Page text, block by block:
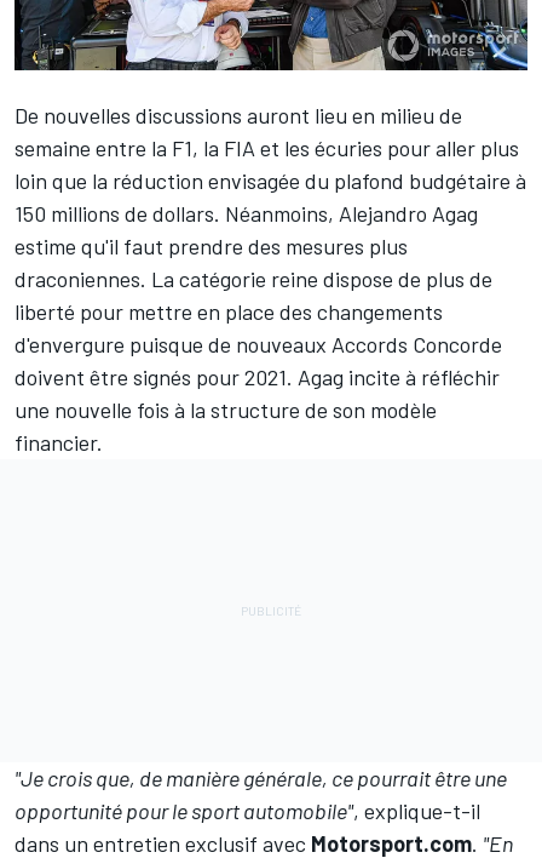
De nouvelles discussions auront lieu en milieu de
semaine entre la F1, la FIA et les écuries pour aller plus
loin que la réduction envisagée du plafond budgétaire à
150 millions de dollars. Néanmoins, Alejandro Agag
estime qu'il faut prendre des mesures plus
draconiennes. La catégorie reine dispose de plus de
liberté pour mettre en place des changements
d'envergure puisque de nouveaux Accords Concorde
doivent être signés pour 2021. Agag incite à réfléchir
une nouvelle fois à la structure de son modèle
financier.
"Je crois que, de manière générale, ce pourrait être une
opportunité pour le sport automobile", explique-t-il
dans un entretien exclusif avec Motorsport.com. "En